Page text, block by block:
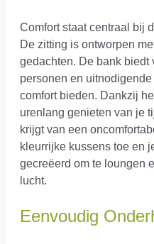
Comfort staat centraal bij
De zitting is ontworpen
gedachten. De bank biedt
personen en
comfort bieden. Dankzij
urenlang genieten van je
krijgt van een
kleurrijke kussens toe en
gecreëerd om te loungen
lucht.
Eenvoudig